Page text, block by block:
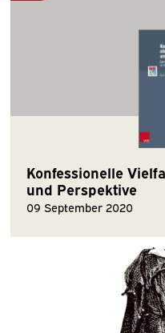
Konfessionelle
und Perspektive
09 September 2020